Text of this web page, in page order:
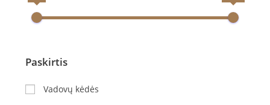
Paskirtis
Vadovų kėdės